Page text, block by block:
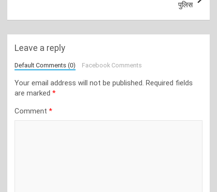
पुलिस
Leave a reply
Default Comments (0) Facebook Comments
Your email address will not be published. Required fields
are marked *
Comment *